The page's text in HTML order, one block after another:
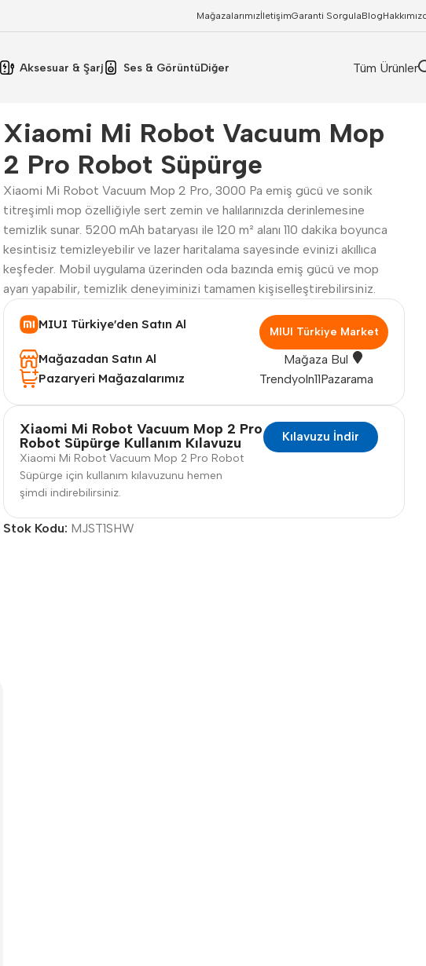
MağazalarımızİletişimGaranti SorgulaBlog
Aksesuar & Şarj Ses & GörüntüDiğer Tüm Ürünler
Xiaomi Mi Robot Vacuum Mop
2 Pro Robot Süpürge
Xiaomi Mi Robot Vacuum Mop 2 Pro, 3000 Pa emiş gücü ve sonik
titreşimli mop özelliğiyle sert zemin ve halılarınızda derinlemesine
temizlik sunar. 5200 mAh bataryası ile 120 m² alanı 110 dakika boyunca
kesintisiz temizleyebilir ve lazer haritalama sayesinde evinizi akıllıca
keşfeder. Mobil uygulama üzerinden oda bazında emiş gücü ve mop
ayarı yapabilir, temizlik deneyiminizi tamamen kişiselleştirebilirsiniz.
MIUI Türkiye'den Satın Al
MIUI Türkiye Market
Mağazadan Satın Al
Mağaza Bul
Pazaryeri Mağazalarımız
Trendyoln11Pazarama
Xiaomi Mi Robot Vacuum Mop 2 Pro
Robot Süpürge Kullanım Kılavuzu
Xiaomi Mi Robot Vacuum Mop 2 Pro Robot
Süpürge için kullanım kılavuzunu hemen
şimdi indirebilirsiniz.
Kılavuzu İndir
Stok Kodu: MJST1SHW